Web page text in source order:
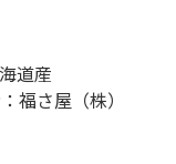
道産
さ屋（株）